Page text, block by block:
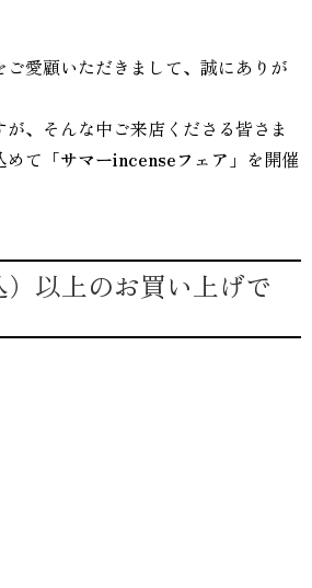
愛顧いただきまして、誠にありが
、そんな中ご来店くださる皆さま
めて 「サマーincenseフェア」 を開催
以上のお買い上げで